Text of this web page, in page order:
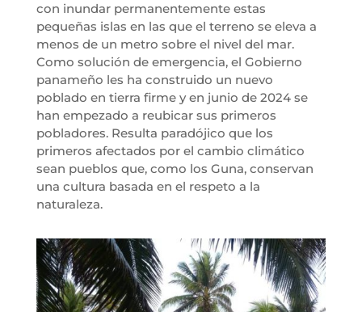
con inundar permanentemente estas
pequeñas islas en las que el terreno se eleva a
menos de un metro sobre el nivel del mar.
Como solución de emergencia, el Gobierno
panameño les ha construido un nuevo
poblado en tierra firme y en junio de 2024 se
han empezado a reubicar sus primeros
pobladores. Resulta paradójico que los
primeros afectados por el cambio climático
sean pueblos que, como los Guna, conservan
una cultura basada en el respeto a la
naturaleza.